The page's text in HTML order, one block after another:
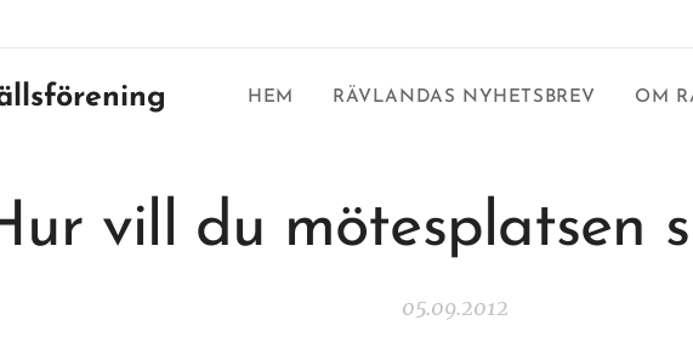
HEM RÄVLANDAS NYHETSBREV OM
vill du mötesplatsen
05.09.2012